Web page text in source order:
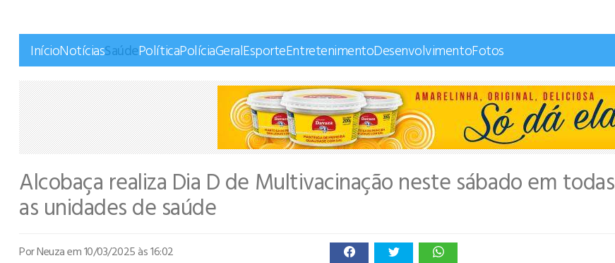
InícioNotíciasSaúdePolíticaPolíciaGeralEsporteEntretenimentoDesenvolvimentoFotos
Alcobaça realiza Dia D de Multivacinação neste sábado em todas
as unidades de saúde
Por Neuzaem 10/03/2025 às 16:02